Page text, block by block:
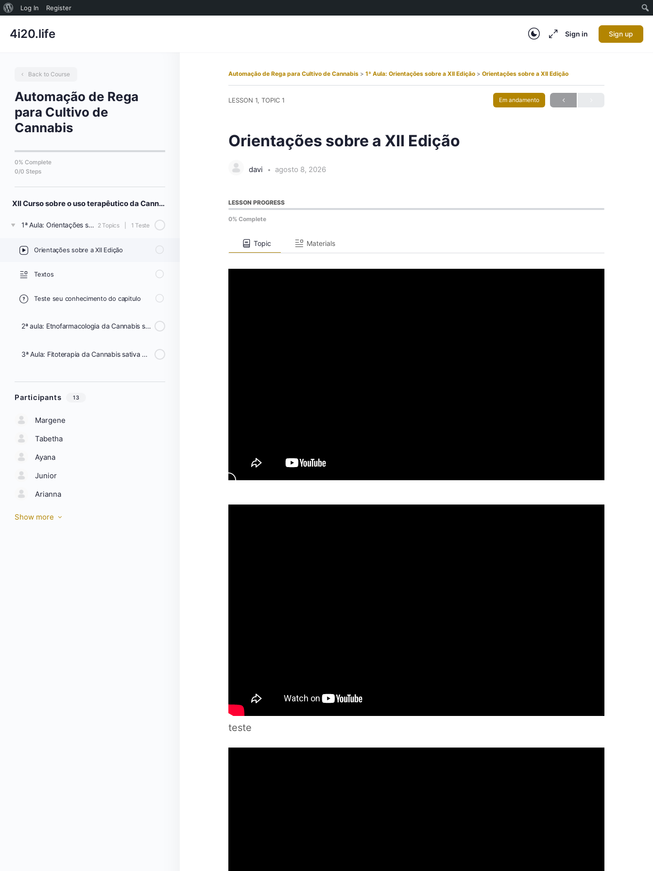
Sobre
WordPress
Log In Register
4i20.life Sign in Sign up
Back to Course
Automação de Rega
para Cultivo de
Cannabis
0% Complete
0/0 Steps
XII Curso sobre o uso terapêutico da Cannabis sativa L.
1ª Aula: Orientações sobre a XII Edição 2 Topics 1 Teste
Orientações sobre a XII Edição
Textos
Teste seu conhecimento do capitulo
2ª aula: Etnofarmacologia da Cannabis sativa L. - Prof. Eliana Rodrigues
3ª Aula: Fitoterapia da Cannabis sativa L. - Professora Eliana Rodrigues
Participants 13
Margene
Tabetha
Ayana
Junior
Arianna
Show more
Automação de Rega para Cultivo de Cannabis 1ª Aula: Orientações sobre a XII Edição Orientações sobre a XII Edição
LESSON 1, TOPIC 1 Em andamento
Orientações sobre a XII Edição
davi agosto 8, 2026
LESSON PROGRESS
0% Complete
Topic Materials
teste